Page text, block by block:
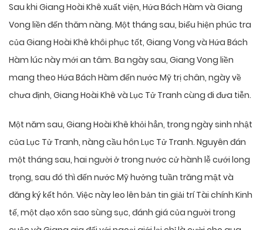
Sau khi Giang Hoài Khê xuất viện, Hứa Bách Hàm và Giang
Vong liền đến thăm nàng. Một tháng sau, biểu hiện phúc tra
của Giang Hoài Khê khôi phục tốt, Giang Vong và Hứa Bách
Hàm lúc này mới an tâm. Ba ngày sau, Giang Vong liền
mang theo Hứa Bách Hàm đến nước Mỹ trị chân, ngày về
chưa định, Giang Hoài Khê và Lục Tử Tranh cùng đi đưa tiễn.
Một năm sau, Giang Hoài Khê khỏi hẳn, trong ngày sinh nhật
của Lục Tử Tranh, nàng cầu hôn Lục Tử Tranh. Nguyên đán
một tháng sau, hai người ở trong nước cử hành lễ cưới long
trọng, sau đó thì đến nước Mỹ hưởng tuần trăng mật và
đăng ký kết hôn. Việc này leo lên bản tin giải trí Tài chính Kinh
tế, một dạo xôn sao sùng sục, đánh giá của người trong